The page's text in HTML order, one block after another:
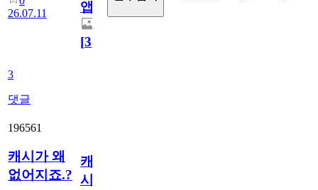
26.07.11
3
댓글
앱.
[3]
196561
캐시가 왜
없어지죠.?
캐
시